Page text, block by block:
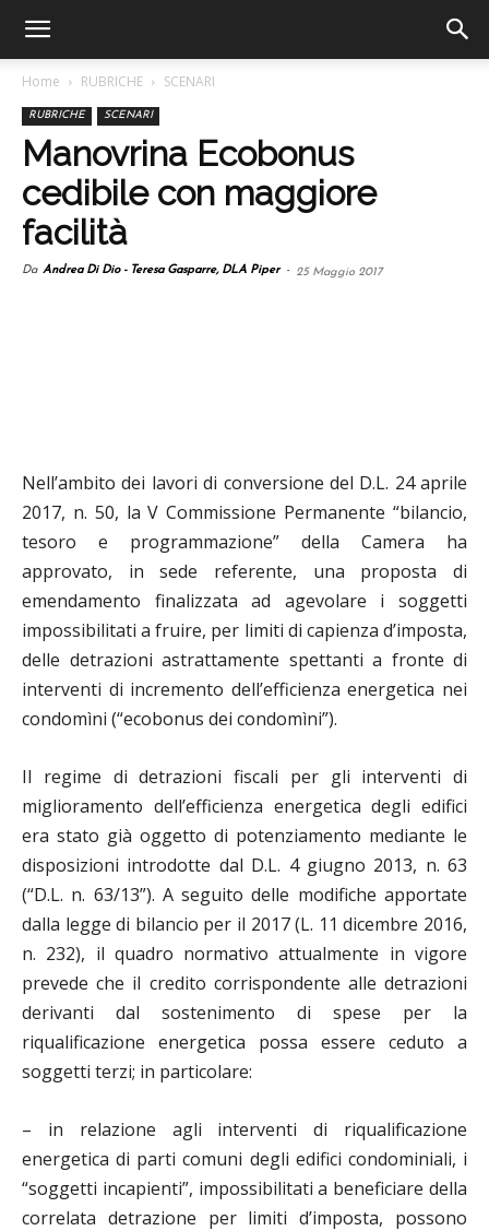
Home RUBRICHE SCENARI
RUBRICHE SCENARI
Manovrina Ecobonus
cedibile con maggiore
facilità
Da Andrea Di Dio - Teresa Gasparre, DLA Piper - 25 Maggio 2017
Nell’ambito dei lavori di conversione del D.L. 24 aprile
2017, n. 50, la V Commissione Permanente “bilancio,
tesoro e programmazione” della Camera ha
approvato, in sede referente, una proposta di
emendamento finalizzata ad agevolare i soggetti
impossibilitati a fruire, per limiti di capienza d’imposta,
delle detrazioni astrattamente spettanti a fronte di
interventi di incremento dell’efficienza energetica nei
condomìni (“ecobonus dei condomìni”).
Il regime di detrazioni fiscali per gli interventi di
miglioramento dell’efficienza energetica degli edifici
era stato già oggetto di potenziamento mediante le
disposizioni introdotte dal D.L. 4 giugno 2013, n. 63
(“D.L. n. 63/13”). A seguito delle modifiche apportate
dalla legge di bilancio per il 2017 (L. 11 dicembre 2016,
n. 232), il quadro normativo attualmente in vigore
prevede che il credito corrispondente alle detrazioni
derivanti dal sostenimento di spese per la
riqualificazione energetica possa essere ceduto a
soggetti terzi; in particolare:
– in relazione agli interventi di riqualificazione
energetica di parti comuni degli edifici condominiali, i
“soggetti incapienti”, impossibilitati a beneficiare della
correlata detrazione per limiti d’imposta, possono